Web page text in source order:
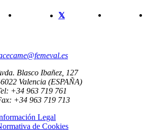
Blasco Ibañez, 127
Valencia (ESPAÑA)
+34 963 719 761
+34 963 719 713
Legal
de Cookies